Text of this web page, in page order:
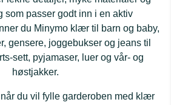
som passer godt inn i en aktiv
du Minymo klær til barn og baby,
gensere, joggebukser og jeans til
sett, pyjamaser, luer og vår- og
høstjakker.
du vil fylle garderoben med klær